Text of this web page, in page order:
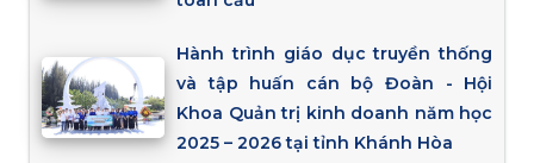
Hành trình giáo dục truyền thống
và tập huấn cán bộ Đoàn - Hội
Khoa Quản trị kinh doanh năm học
2025 – 2026 tại tỉnh Khánh Hòa